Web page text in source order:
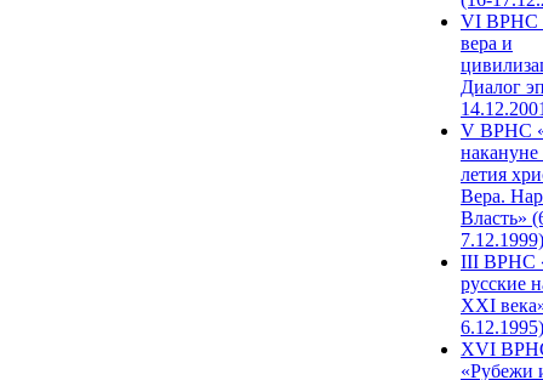
VI ВРНС
вера и
Диалог
V ВРНС
накануне
летия
Вера.
Власть»
7.12.1999)
III ВРНС
русские
XXI
6.12.1995)
XVI
«Рубежи